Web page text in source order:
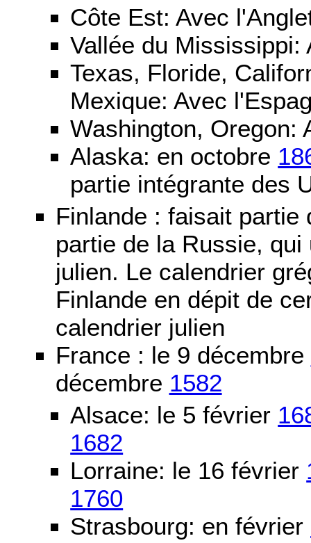
Côte Est: Avec
Vallée du
Texas, Floride,
Mexique: Avec
Washington, Oregon:
Alaska: en octobre
partie intégrante des
Finlande : faisait partie
partie de la Russie,
julien. Le calendrier
Finlande en dépit de
calendrier julien
France : le 9 décembre
décembre 1582
Alsace: le 5 février
1682
Lorraine: le 16 février
1760
Strasbourg: en février